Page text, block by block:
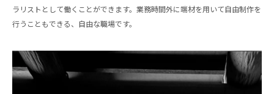
ラリストとして働くことができます。業務時間外に端材を用いて自由制作を
行うこともできる、自由な職場です。